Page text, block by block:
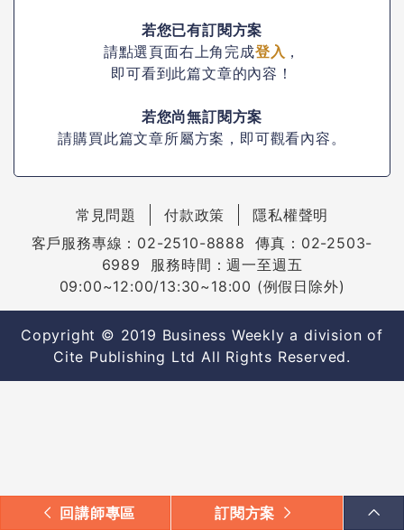
若您已有訂閱方案
請點選頁面右上角完成登入 ，
即可看到此篇文章的內容！
若您尚無訂閱方案
請購買此篇文章所屬方案，即可觀看內容。
回講師專區 訂閱方案
常見問題 付款政策
隱私權聲明
客戶服務專線：02-2510-8888 傳真：02-2503-
6989 服務時間：週一至週五
09:00~12:00/13:30~18:00 (例假日除外)
Copyright © 2019 Business Weekly a division of
Cite Publishing Ltd All Rights Reserved.